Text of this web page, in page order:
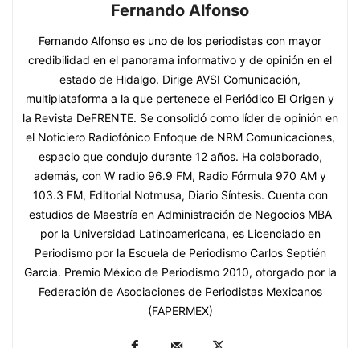
Fernando Alfonso
Fernando Alfonso es uno de los periodistas con mayor
credibilidad en el panorama informativo y de opinión en el
estado de Hidalgo. Dirige AVSI Comunicación,
multiplataforma a la que pertenece el Periódico El Origen y
la Revista DeFRENTE. Se consolidó como líder de opinión en
el Noticiero Radiofónico Enfoque de NRM Comunicaciones,
espacio que condujo durante 12 años. Ha colaborado,
además, con W radio 96.9 FM, Radio Fórmula 970 AM y
103.3 FM, Editorial Notmusa, Diario Síntesis. Cuenta con
estudios de Maestría en Administración de Negocios MBA
por la Universidad Latinoamericana, es Licenciado en
Periodismo por la Escuela de Periodismo Carlos Septién
García. Premio México de Periodismo 2010, otorgado por la
Federación de Asociaciones de Periodistas Mexicanos
(FAPERMEX)